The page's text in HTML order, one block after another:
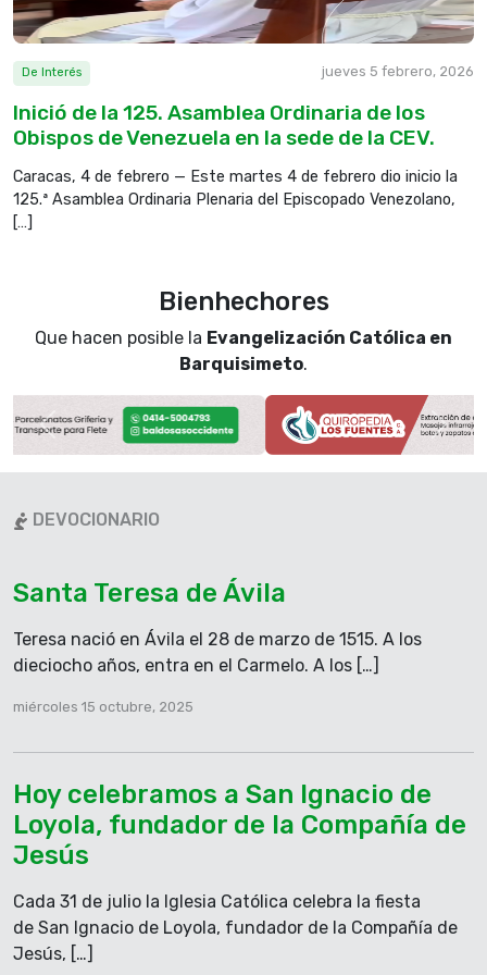
El Señor reina eternamente, tiene establecido un
tribunal para juzgar, juzga al orbe con justicia y rige
a las naciones con rectitud. R.
El Señor es refugio del oprimido, su refugio en los
conocen, porque tú, Señor, no abandonas a los que
te buscan. R.
cuenten sus maravillas a los pueblos, porque el
Señor pide cuentas de la vida y no olvida los gritos
de los oprimidos. R.
Evangelio del día
Del santo Evangelio según san
Mateo 17, 14-20
En aquel tiempo, al llegar Jesús a donde estaba la
Le dan ataques terribles. Unas veces se cae en la
discípulos, pero no han podido curarlo».
Entonces Jesús exclamó: «¿Hasta cuándo estaré
con esta gente incrédula y perversa? ¿Hasta
muchacho». Jesús ordenó al demonio que saliera
del muchacho, y desde ese momento éste quedó
sano.
Después, al quedarse solos con Jesús, los discípulos
le preguntaron: «¿Por qué nosotros no pudimos
«Porque les falta fe. Pues yo les aseguro que si
ustedes tuvieran fe al menos del tamaño de una
semilla de mostaza, podrían decirle a ese monte:
De Interés jueves 5 febrero, 2026
Inició de la 125. Asamblea Ordinaria de los
Obispos de Venezuela en la sede de la CEV.
Caracas, 4 de febrero — Este martes 4 de febrero dio inicio la
125.ª Asamblea Ordinaria Plenaria del Episcopado Venezolano,
[…]
Bienhechores
Que hacen posible la Evangelización Católica en
Barquisimeto.
Anterior
DEVOCIONARIO
Santa Teresa de Ávila
Teresa nació en Ávila el 28 de marzo de 1515. A los
dieciocho años, entra en el Carmelo. A los […]
miércoles 15 octubre, 2025
Hoy celebramos a San Ignacio de
Loyola, fundador de la Compañía de
Jesús
Cada 31 de julio la Iglesia Católica celebra la fiesta
de San Ignacio de Loyola, fundador de la Compañía de
Jesús, […]